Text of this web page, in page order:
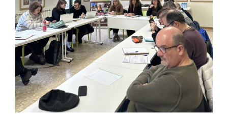
Ciutadania
Actualitat
Municipi
Cerca